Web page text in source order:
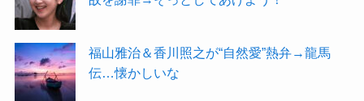
福山雅治＆香川照之が“自然愛”熱弁→龍馬
伝…懐かしいな